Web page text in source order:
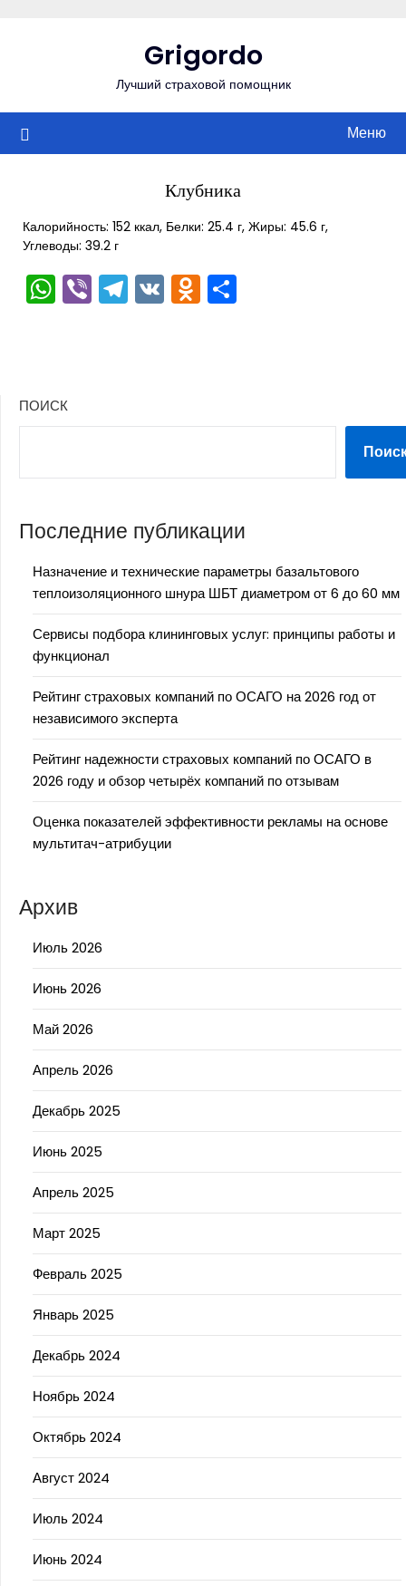
Grigordo
Лучший страховой помощник
Меню
Клубника
Калорийность: 152 ккал, Белки: 25.4 г, Жиры: 45.6 г,
Углеводы: 39.2 г
WhatsApp
ViberTelegram
VKOdnoklassniki
ПОИСК
Последние публикации
Назначение и технические параметры базальтового
теплоизоляционного шнура ШБТ диаметром от 6 до 60 мм
Сервисы подбора клининговых услуг: принципы работы и
функционал
Рейтинг страховых компаний по ОСАГО на 2026 год от
независимого эксперта
Рейтинг надежности страховых компаний по ОСАГО в
2026 году и обзор четырёх компаний по отзывам
Оценка показателей эффективности рекламы на основе
мультитач-атрибуции
Архив
Июль 2026
Июнь 2026
Май 2026
Апрель 2026
Декабрь 2025
Июнь 2025
Апрель 2025
Март 2025
Февраль 2025
Январь 2025
Декабрь 2024
Ноябрь 2024
Октябрь 2024
Август 2024
Июль 2024
Июнь 2024